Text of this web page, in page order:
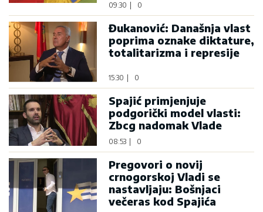
09:30 0
Đukanović: Današnja vlast
poprima oznake diktature,
totalitarizma i represije
15:30 0
Spajić primjenjuje
podgorički model vlasti:
Zbcg nadomak Vlade
08:53 0
Pregovori o novij
crnogorskoj Vladi se
nastavljaju: Bošnjaci
večeras kod Spajića